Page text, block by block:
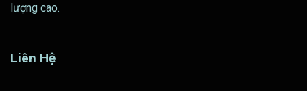
lượng cao.
Liên Hệ